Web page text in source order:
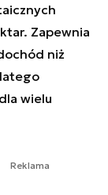
Zapewnia
niż
wielu
Reklama